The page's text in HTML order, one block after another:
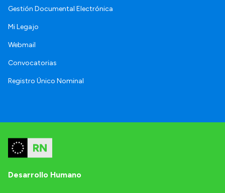
Gestión Documental Electrónica
Mi Legajo
Webmail
Convocatorias
Registro Único Nominal
Desarrollo Humano